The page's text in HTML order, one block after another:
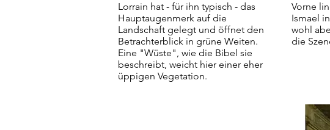
Lorrain hat - für ihn typisch - das
Hauptaugenmerk auf die
Landschaft gelegt und öffnet den
Betrachterblick in grüne Weiten.
Eine "Wüste", wie die Bibel sie
beschreibt, weicht hier einer eher
üppigen Vegetation.
Vorne
Ismael
wohl
die